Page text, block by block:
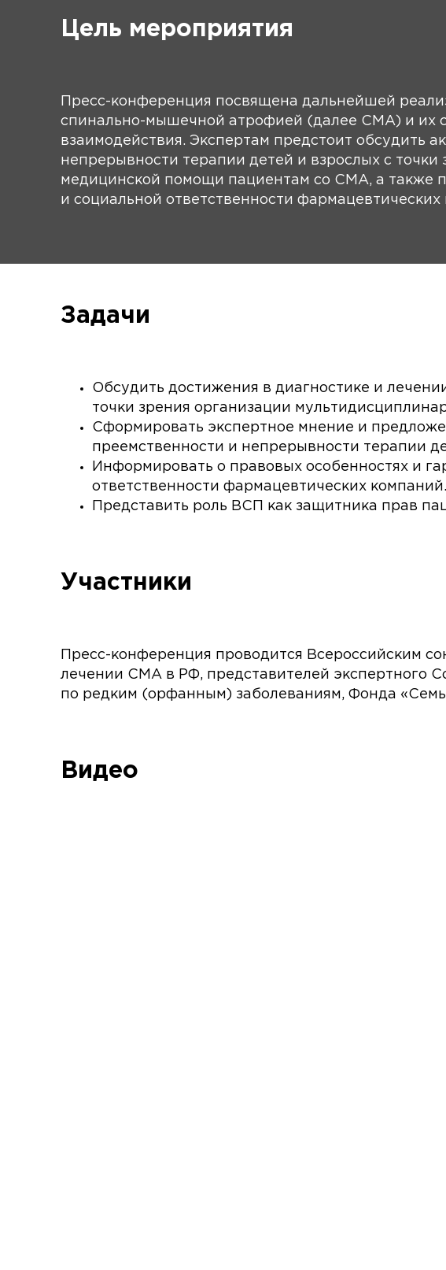
Цель мероприятия
Пресс-конференция посвящена дальнейшей
спинально-мышечной атрофией (далее СМА) и их
взаимодействия. Экспертам предстоит обсудить
непрерывности терапии детей и взрослых с
медицинской помощи пациентам со СМА, а также
и социальной ответственности фармацевтических
Задачи
Обсудить достижения в диагностике и
точки зрения организации
Сформировать экспертное мнение и
преемственности и непрерывности терапии
Информировать о правовых особенностях и
ответственности фармацевтических компаний.
Представить роль ВСП как защитника прав
Участники
Пресс-конференция проводится Всероссийским
лечении СМА в РФ, представителей экспертного
по редким (орфанным) заболеваниям, Фонда
Видео